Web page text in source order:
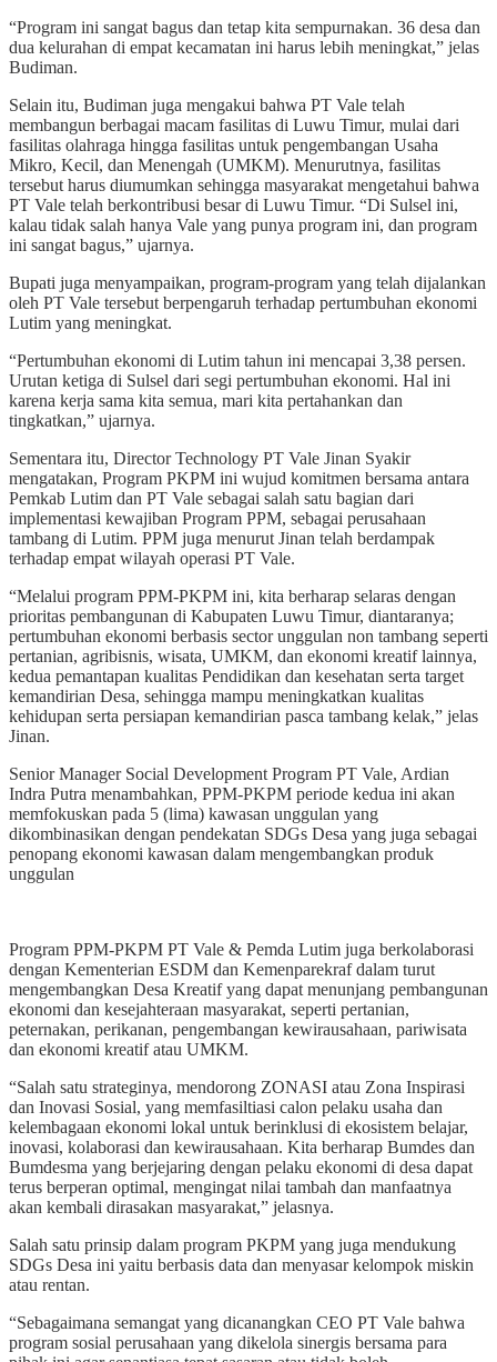
“Program ini sangat bagus dan tetap kita sempurnakan. 36 desa dan
dua kelurahan di empat kecamatan ini harus lebih meningkat,” jelas
Budiman.
Selain itu, Budiman juga mengakui bahwa PT Vale telah
membangun berbagai macam fasilitas di Luwu Timur, mulai dari
fasilitas olahraga hingga fasilitas untuk pengembangan Usaha
Mikro, Kecil, dan Menengah (UMKM). Menurutnya, fasilitas
tersebut harus diumumkan sehingga masyarakat mengetahui bahwa
PT Vale telah berkontribusi besar di Luwu Timur. “Di Sulsel ini,
kalau tidak salah hanya Vale yang punya program ini, dan program
ini sangat bagus,” ujarnya.
Bupati juga menyampaikan, program-program yang telah dijalankan
oleh PT Vale tersebut berpengaruh terhadap pertumbuhan ekonomi
Lutim yang meningkat.
“Pertumbuhan ekonomi di Lutim tahun ini mencapai 3,38 persen.
Urutan ketiga di Sulsel dari segi pertumbuhan ekonomi. Hal ini
karena kerja sama kita semua, mari kita pertahankan dan
tingkatkan,” ujarnya.
Sementara itu, Director Technology PT Vale Jinan Syakir
mengatakan, Program PKPM ini wujud komitmen bersama antara
Pemkab Lutim dan PT Vale sebagai salah satu bagian dari
implementasi kewajiban Program PPM, sebagai perusahaan
tambang di Lutim. PPM juga menurut Jinan telah berdampak
terhadap empat wilayah operasi PT Vale.
“Melalui program PPM-PKPM ini, kita berharap selaras dengan
prioritas pembangunan di Kabupaten Luwu Timur, diantaranya;
pertumbuhan ekonomi berbasis sector unggulan non tambang seperti
pertanian, agribisnis, wisata, UMKM, dan ekonomi kreatif lainnya,
kedua pemantapan kualitas Pendidikan dan kesehatan serta target
kemandirian Desa, sehingga mampu meningkatkan kualitas
kehidupan serta persiapan kemandirian pasca tambang kelak,” jelas
Jinan.
Senior Manager Social Development Program PT Vale, Ardian
Indra Putra menambahkan, PPM-PKPM periode kedua ini akan
memfokuskan pada 5 (lima) kawasan unggulan yang
dikombinasikan dengan pendekatan SDGs Desa yang juga sebagai
penopang ekonomi kawasan dalam mengembangkan produk
unggulan
Program PPM-PKPM PT Vale & Pemda Lutim juga berkolaborasi
dengan Kementerian ESDM dan Kemenparekraf dalam turut
mengembangkan Desa Kreatif yang dapat menunjang pembangunan
ekonomi dan kesejahteraan masyarakat, seperti pertanian,
peternakan, perikanan, pengembangan kewirausahaan, pariwisata
dan ekonomi kreatif atau UMKM.
“Salah satu strateginya, mendorong ZONASI atau Zona Inspirasi
dan Inovasi Sosial, yang memfasiltiasi calon pelaku usaha dan
kelembagaan ekonomi lokal untuk berinklusi di ekosistem belajar,
inovasi, kolaborasi dan kewirausahaan. Kita berharap Bumdes dan
Bumdesma yang berjejaring dengan pelaku ekonomi di desa dapat
terus berperan optimal, mengingat nilai tambah dan manfaatnya
akan kembali dirasakan masyarakat,” jelasnya.
Salah satu prinsip dalam program PKPM yang juga mendukung
SDGs Desa ini yaitu berbasis data dan menyasar kelompok miskin
atau rentan.
“Sebagaimana semangat yang dicanangkan CEO PT Vale bahwa
program sosial perusahaan yang dikelola sinergis bersama para